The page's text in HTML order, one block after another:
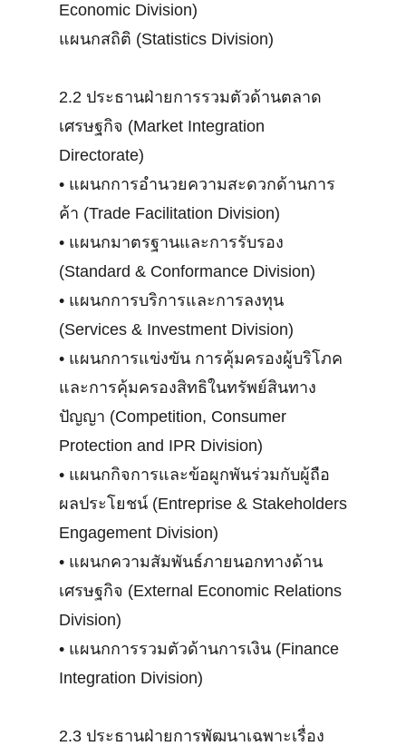
Economic Division)
แผนกสถิติ (Statistics Division)
2.2 ประธานฝ่ายการรวมตัวด้านตลาด
เศรษฐกิจ (Market Integration
Directorate)
• แผนกการอำนวยความสะดวกด้านการ
ค้า (Trade Facilitation Division)
• แผนกมาตรฐานและการรับรอง
(Standard & Conformance Division)
• แผนกการบริการและการลงทุน
(Services & Investment Division)
• แผนกการแข่งขัน การคุ้มครองผู้บริโภค
และการคุ้มครองสิทธิในทรัพย์สินทาง
ปัญญา (Competition, Consumer
Protection and IPR Division)
• แผนกกิจการและข้อผูกพันร่วมกับผู้ถือ
ผลประโยชน์ (Entreprise & Stakeholders
Engagement Division)
• แผนกความสัมพันธ์ภายนอกทางด้าน
เศรษฐกิจ (External Economic Relations
Division)
• แผนกการรวมตัวด้านการเงิน (Finance
Integration Division)
2.3 ประธานฝ่ายการพัฒนาเฉพาะเรื่อง